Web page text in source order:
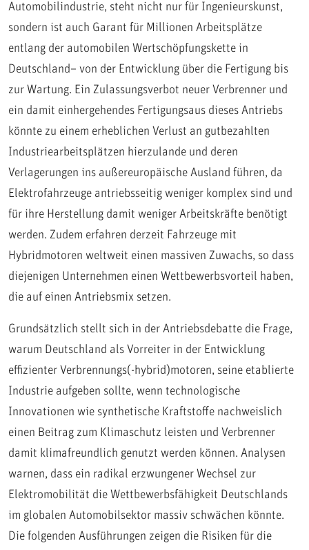
Automobilindustrie, steht nicht nur für Ingenieurskunst,
sondern ist auch Garant für Millionen Arbeitsplätze
entlang der automobilen Wertschöpfungskette in
Deutschland– von der Entwicklung über die Fertigung bis
zur Wartung. Ein Zulassungsverbot neuer Verbrenner und
ein damit einhergehendes Fertigungsaus dieses Antriebs
könnte zu einem erheblichen Verlust an gutbezahlten
Industriearbeitsplätzen hierzulande und deren
Verlagerungen ins außereuropäische Ausland führen, da
Elektrofahrzeuge antriebsseitig weniger komplex sind und
für ihre Herstellung damit weniger Arbeitskräfte benötigt
werden. Zudem erfahren derzeit Fahrzeuge mit
Hybridmotoren weltweit einen massiven Zuwachs, so dass
diejenigen Unternehmen einen Wettbewerbsvorteil haben,
die auf einen Antriebsmix setzen.
Grundsätzlich stellt sich in der Antriebsdebatte die Frage,
warum Deutschland als Vorreiter in der Entwicklung
effizienter Verbrennungs(-hybrid)motoren, seine etablierte
Industrie aufgeben sollte, wenn technologische
Innovationen wie synthetische Kraftstoffe nachweislich
einen Beitrag zum Klimaschutz leisten und Verbrenner
damit klimafreundlich genutzt werden können. Analysen
warnen, dass ein radikal erzwungener Wechsel zur
Elektromobilität die Wettbewerbsfähigkeit Deutschlands
im globalen Automobilsektor massiv schwächen könnte.
Die folgenden Ausführungen zeigen die Risiken für die